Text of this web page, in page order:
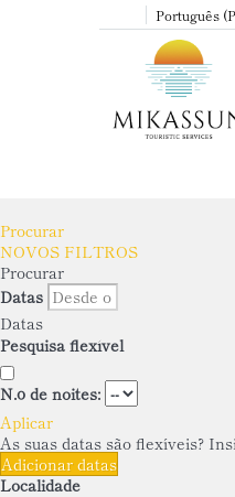
Português
Procurar
NOVOS FILTROS
Procurar
Datas
Datas
Pesquisa flexível
N.º de noites:
Aplicar
As suas datas são flexíveis?
Adicionar datas
Localidade